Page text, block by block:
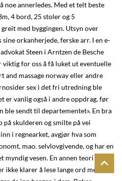
noe annerledes. Med et telt beste
4 bord, 25 stoler og 5
med byggingen. Utsyn over
orkanherjede, ferske arr. I en e-
Steen i Arntzen de Besche
viktig for oss å få luket ut eventuelle
and massage norway eller andre
sex i det fri utredning ble
er vanlig også i andre oppdrag, før
ble sendt til departementet». En bra
på skulderen og smilte på vei
i regnearket, avgjør hva som
mao. selvlovgivende, og har en
vesen. En annen teori er at
ikke klarer å lese lange ord med